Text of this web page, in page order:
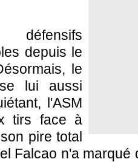
défensifs
depuis le
le
lui aussi
l'ASM
tirs face à
pire total
Falcao n'a marqué